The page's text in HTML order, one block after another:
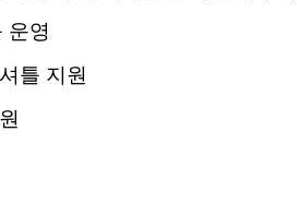
운영
틀 지원